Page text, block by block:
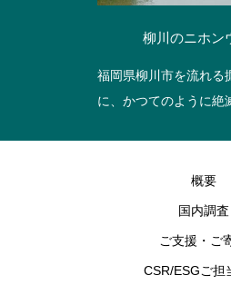
柳川のニホン
福岡県柳川市を流れる
に、かつてのように絶
概要
国内調査
ご支援・ご
CSR/ESGご担